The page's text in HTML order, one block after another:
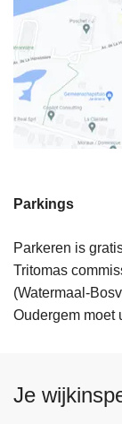
Parkings
Parkeren is
Tritomas
(Watermaal-
Oudergem moet
Je